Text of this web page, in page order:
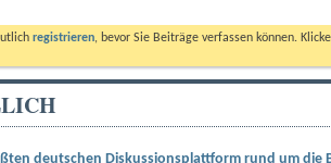
registrieren, bevor Sie Beiträge verfassen können.
deutschen Diskussionsplattform rund um die